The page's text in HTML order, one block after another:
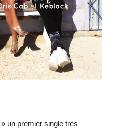
» un premier single très